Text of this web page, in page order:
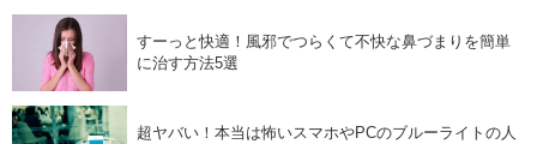
すーっと快適！風邪でつらくて不快な鼻づまりを簡単
に治す方法5選
超ヤバい！本当は怖いスマホやPCのブルーライトの人